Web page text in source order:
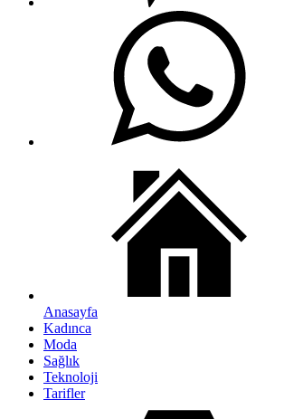
Anasayfa
Kadınca
Moda
Sağlık
Teknoloji
Tarifler